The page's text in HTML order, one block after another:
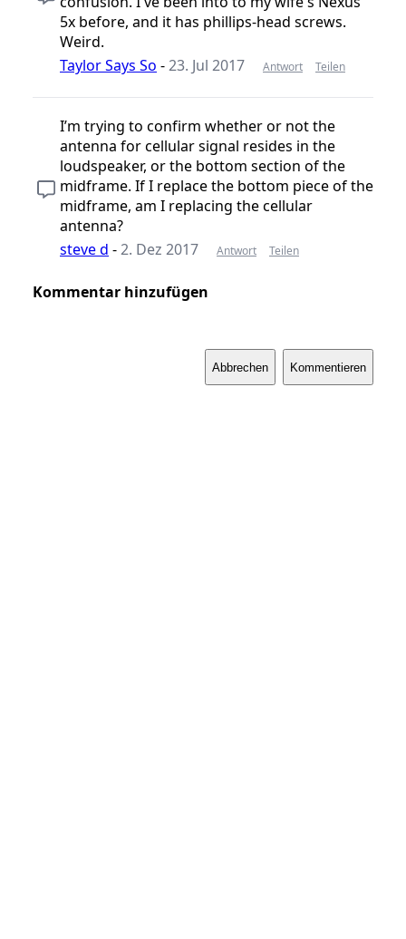
5x before, and it has phillips-head screws.
Weird.
Taylor Says So -23. Jul 2017 Antwort Teilen
I’m trying to confirm whether or not the
antenna for cellular signal resides in the
loudspeaker, or the bottom section of the
midframe. If I replace the bottom piece of the
midframe, am I replacing the cellular
antenna?
steve d -2. Dez 2017 Antwort Teilen
Kommentar hinzufügen
Abbrechen Kommentieren